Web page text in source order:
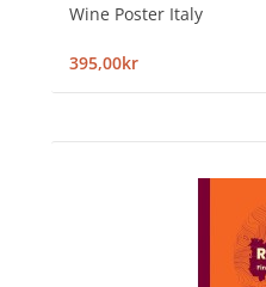
Wine Poster Italy
395,00kr